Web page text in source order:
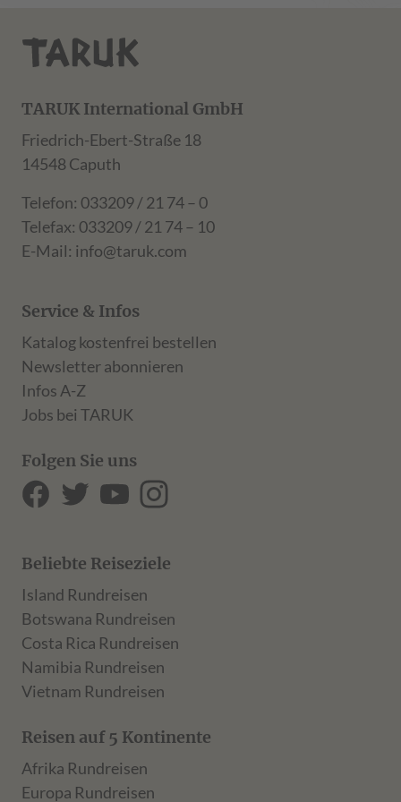
TARUK International GmbH
Friedrich-Ebert-Straße 18
14548 Caputh
Telefon: 033209 / 21 74 – 0
Telefax: 033209 / 21 74 – 10
E-Mail: info@taruk.com
Service & Infos
Katalog kostenfrei bestellen
Newsletter abonnieren
Infos A-Z
Jobs bei TARUK
Folgen Sie uns
Beliebte Reiseziele
Island Rundreisen
Botswana Rundreisen
Costa Rica Rundreisen
Namibia Rundreisen
Vietnam Rundreisen
Reisen auf 5 Kontinente
Afrika Rundreisen
Europa Rundreisen